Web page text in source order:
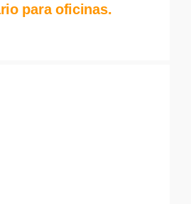
para oficinas.